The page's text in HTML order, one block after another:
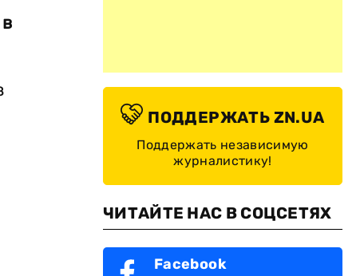
ПОДДЕРЖАТЬ ZN.UA
Поддержать независимую
журналистику!
ЧИТАЙТЕ НАС В СОЦСЕТЯХ
Facebook